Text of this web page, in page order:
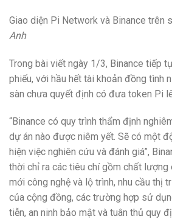
Giao diện Pi Network và Binance trên
Anh
Trong bài viết ngày 1/3, Binance tiếp
phiếu, với hầu hết tài khoản đồng tình
sàn chưa quyết định có đưa token Pi
“Binance có quy trình thẩm định
dự án nào được niêm yết. Sẽ có một
hiện việc nghiên cứu và đánh giá”,
thời chỉ ra các tiêu chí gồm chất
mới công nghệ và lộ trình, nhu cầu thị
của cộng đồng, các trường hợp sử
tiễn, an ninh bảo mật và tuân thủ quy